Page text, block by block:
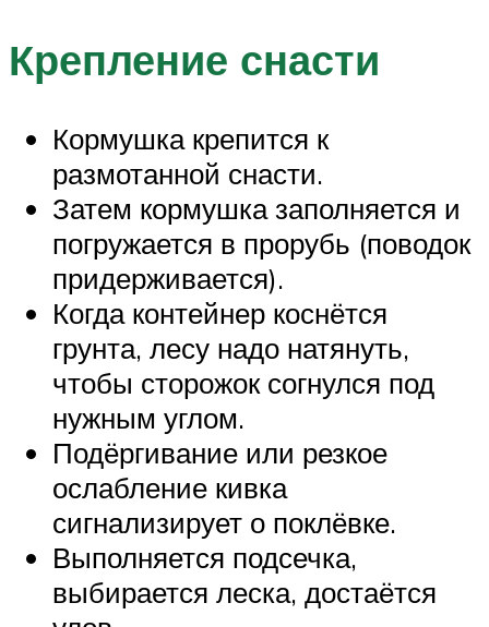
Крепление снасти
Кормушка крепится к
размотанной снасти.
Затем кормушка заполняется и
погружается в прорубь (поводок
придерживается).
Когда контейнер коснётся
грунта, лесу надо натянуть,
чтобы сторожок согнулся под
нужным углом.
Подёргивание или резкое
ослабление кивка
сигнализирует о поклёвке.
Выполняется подсечка,
выбирается леска, достаётся